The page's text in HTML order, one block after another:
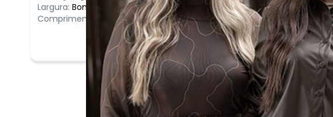
Largura: Bom
Comprimento:
Curto